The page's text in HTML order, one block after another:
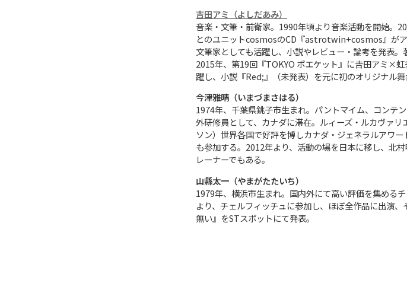
吉田アミ（よしだあみ）
音楽・文筆・前衛家。1990年頃より音楽活動を開始
とのユニットcosmosのCD『astrotwin+cosmos』がア
文筆家としても活躍し、小説やレビュー・論考を発表
2015年、第19回『TOKYO ポエケット』に𠮷田アミ×
躍し、小説『Red;』（未発表）を元に初のオリジナル
今津雅晴（いまづまさはる）
1974年、千葉県銚子市生まれ。パントマイム、コンテ
外研修員として、カナダに滞在。ルィーズ・ルカヴァ
ソン）世界各国で好評を博しカナダ・ジェネラルアワ
も参加する。2012年より、活動の場を日本に移し、
レーナーでもある。
山縣太一（やまがたたいち）
1979年、横浜市生まれ。国内外にて高い評価を集める
より、チェルフィッチュに参加し、ほぼ全作品に出演
無い』をSTスポットにて発表。